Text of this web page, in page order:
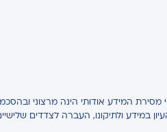
המידע אודותי הינה מרצוני
במידע ולתיקונו, העברה לצדדים